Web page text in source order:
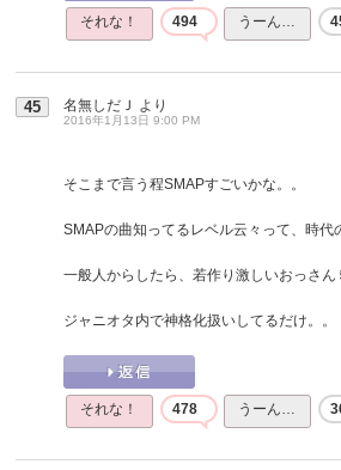
それな！ 494 うーん…
45 名無しだＪ より
2016年1月13日 9:00 PM
そこまで言う程SMAPすごいかな。。
SMAPの曲知ってるレベル云々って、時代
一般人からしたら、若作り激しいおっさん
ジャニオタ内で神格化扱いしてるだけ。。
それな！ 478 うーん…